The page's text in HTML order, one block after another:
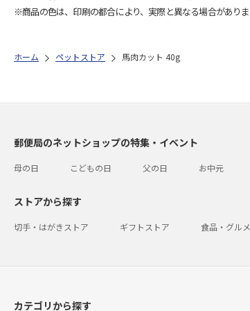
※商品の色は、印刷の都合により、実際と異なる場合がありま
ホーム ペットストア 馬肉カット 40g
郵便局のネットショップの特集・イベント
母の日 こどもの日 父の日 お中元
ストアから探す
切手・はがきストア ギフトストア 食品・グル
カテゴリから探す